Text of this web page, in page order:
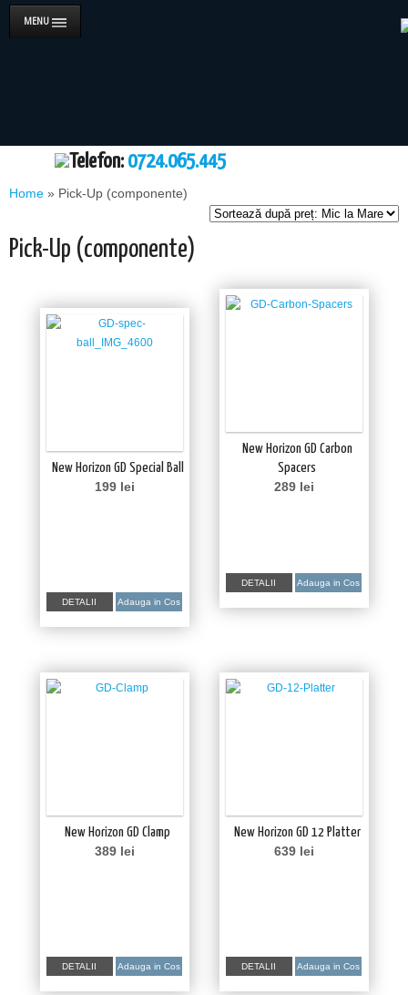
MENU
Telefon: 0724.065.445
Home » Pick-Up (componente)
Pick-Up (componente)
New Horizon GD Special Ball
199 lei
DETALII Adauga in Cos
New Horizon GD Carbon
Spacers
289 lei
DETALII Adauga in Cos
New Horizon GD Clamp
389 lei
DETALII Adauga in Cos
New Horizon GD 12 Platter
639 lei
DETALII Adauga in Cos